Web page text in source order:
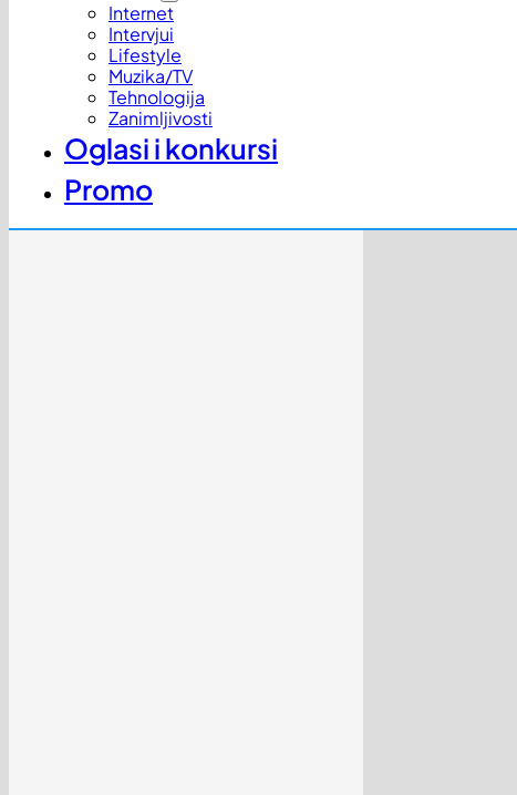
Internet
Intervjui
Lifestyle
Muzika/TV
Tehnologija
Zanimljivosti
Oglasi i konkursi
Promo